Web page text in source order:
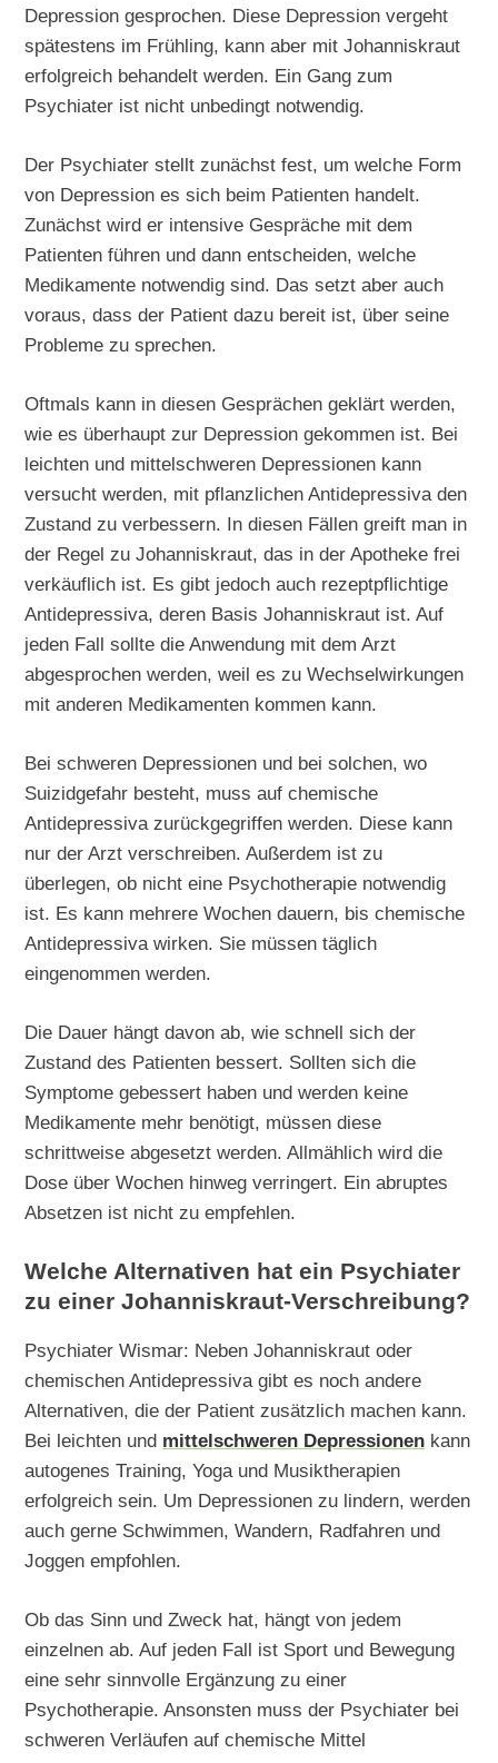
Depression gesprochen. Diese Depression vergeht
spätestens im Frühling, kann aber mit Johanniskraut
erfolgreich behandelt werden. Ein Gang zum
Psychiater ist nicht unbedingt notwendig.
Der Psychiater stellt zunächst fest, um welche Form
von Depression es sich beim Patienten handelt.
Zunächst wird er intensive Gespräche mit dem
Patienten führen und dann entscheiden, welche
Medikamente notwendig sind. Das setzt aber auch
voraus, dass der Patient dazu bereit ist, über seine
Probleme zu sprechen.
Oftmals kann in diesen Gesprächen geklärt werden,
wie es überhaupt zur Depression gekommen ist. Bei
leichten und mittelschweren Depressionen kann
versucht werden, mit pflanzlichen Antidepressiva den
Zustand zu verbessern. In diesen Fällen greift man in
der Regel zu Johanniskraut, das in der Apotheke frei
verkäuflich ist. Es gibt jedoch auch rezeptpflichtige
Antidepressiva, deren Basis Johanniskraut ist. Auf
jeden Fall sollte die Anwendung mit dem Arzt
abgesprochen werden, weil es zu Wechselwirkungen
mit anderen Medikamenten kommen kann.
Bei schweren Depressionen und bei solchen, wo
Suizidgefahr besteht, muss auf chemische
Antidepressiva zurückgegriffen werden. Diese kann
nur der Arzt verschreiben. Außerdem ist zu
überlegen, ob nicht eine Psychotherapie notwendig
ist. Es kann mehrere Wochen dauern, bis chemische
Antidepressiva wirken. Sie müssen täglich
eingenommen werden.
Die Dauer hängt davon ab, wie schnell sich der
Zustand des Patienten bessert. Sollten sich die
Symptome gebessert haben und werden keine
Medikamente mehr benötigt, müssen diese
schrittweise abgesetzt werden. Allmählich wird die
Dose über Wochen hinweg verringert. Ein abruptes
Absetzen ist nicht zu empfehlen.
Welche Alternativen hat ein Psychiater
zu einer Johanniskraut-Verschreibung?
Psychiater Wismar: Neben Johanniskraut oder
chemischen Antidepressiva gibt es noch andere
Alternativen, die der Patient zusätzlich machen kann.
Bei leichten und mittelschweren Depressionen kann
autogenes Training, Yoga und Musiktherapien
erfolgreich sein. Um Depressionen zu lindern, werden
auch gerne Schwimmen, Wandern, Radfahren und
Joggen empfohlen.
Ob das Sinn und Zweck hat, hängt von jedem
einzelnen ab. Auf jeden Fall ist Sport und Bewegung
eine sehr sinnvolle Ergänzung zu einer
Psychotherapie. Ansonsten muss der Psychiater bei
schweren Verläufen auf chemische Mittel